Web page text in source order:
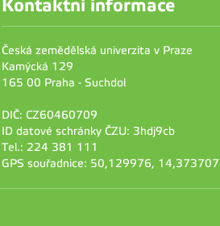
Kontaktní informace
Česká zemědělská univerzita v Praze
Kamýcká 129
165 00 Praha - Suchdol
DIČ: CZ60460709
ID datové schránky ČZU: 3hdj9cb
Tel.: 224 381 111
GPS souřadnice: 50,129976, 14,373707